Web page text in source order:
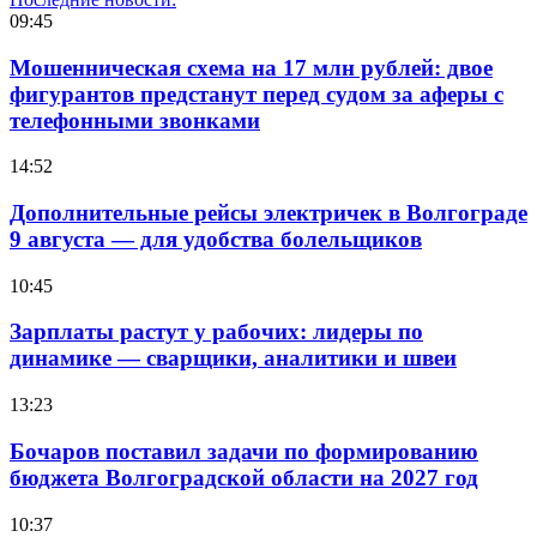
09:45
Мошенническая схема на 17 млн рублей: двое
фигурантов предстанут перед судом за аферы с
телефонными звонками
14:52
Дополнительные рейсы электричек в Волгограде
9 августа — для удобства болельщиков
10:45
Зарплаты растут у рабочих: лидеры по
динамике — сварщики, аналитики и швеи
13:23
Бочаров поставил задачи по формированию
бюджета Волгоградской области на 2027 год
10:37